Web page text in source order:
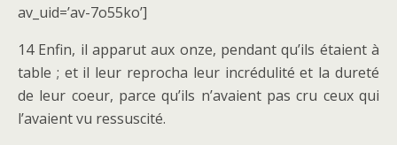
av_uid=’av-7o55ko’]
14 Enfin, il apparut aux onze, pendant qu’ils étaient à
table ; et il leur reprocha leur incrédulité et la dureté
de leur coeur, parce qu’ils n’avaient pas cru ceux qui
l’avaient vu ressuscité.